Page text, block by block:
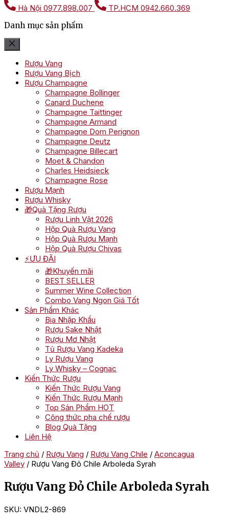
Hà Nội 0977.898.007 TP.HCM 0942.660.369
Danh mục sản phẩm
Rượu Vang
Rượu Vang Bịch
Rượu Champagne
Champagne Bollinger
Canard Duchene
Champagne Taittinger
Champagne Armand
Champagne Dom Perignon
Champagne Deutz
Champagne Billecart
Moet & Chandon
Charles Heidsieck
Champagne Rose
Rượu Mạnh
Rượu Whisky
🎁Quà Tặng Rượu
Rượu Linh Vật 2026
Hộp Quà Rượu Vang
Hộp Quà Rượu Mạnh
Hộp Quà Rượu Chivas
⚡ƯU ĐÃI
🎁Khuyến mãi
BEST SELLER
Summer Wine Collection
Combo Vang Ngon Giá Tốt
Sản Phẩm Khác
Bia Nhập Khẩu
Rượu Sake Nhật
Rượu Mơ Nhật
Tủ Rượu Vang Kadeka
Ly Rượu Vang
Ly Whisky – Cognac
Kiến Thức Rượu
Kiến Thức Rượu Vang
Kiến Thức Rượu Mạnh
Top Sản Phẩm HOT
Công thức pha chế rượu
Blog Quà Tặng
Liên Hệ
Trang chủ / Rượu Vang / Rượu Vang Chile / Aconcagua
Valley / Rượu Vang Đỏ Chile Arboleda Syrah
Rượu Vang Đỏ Chile Arboleda Syrah
SKU: VNDL2-869